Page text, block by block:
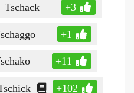
Tschack +3
+1
+11
+102